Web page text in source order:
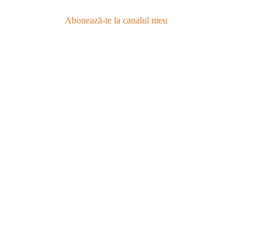
Abonează-te la canalul meu